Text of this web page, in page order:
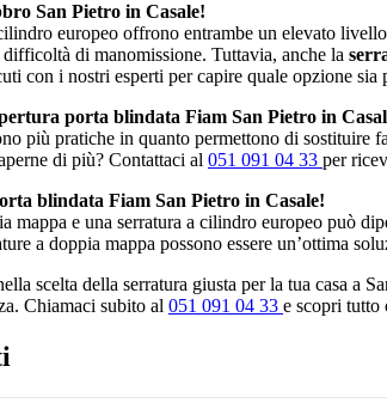
San Pietro in Casale!
europeo offrono entrambe un elevato
di manomissione. Tuttavia, anche la
con i nostri esperti per capire quale opzione sia
porta blindata Fiam San Pietro in
più pratiche in quanto permettono di sostituire
di più? Contattaci al 051 091 04 33 per
blindata Fiam San Pietro in Casale!
mappa e una serratura a cilindro europeo può
a doppia mappa possono essere un’ottima
scelta della serratura giusta per la tua casa a
Chiamaci subito al 051 091 04 33 e scopri tutto